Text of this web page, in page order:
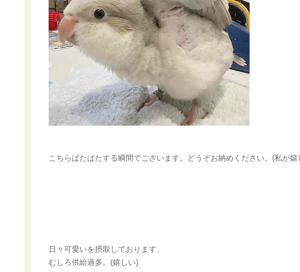
こちらぱたぱたする瞬間でございます。どうぞお納めください。(私が嬉
日々可愛いを摂取しております。
むしろ供給過多。(嬉しい)